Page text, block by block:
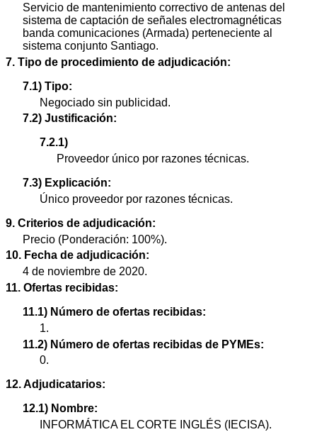
Servicio de mantenimiento correctivo de antenas del
sistema de captación de señales electromagnéticas
banda comunicaciones (Armada) perteneciente al
sistema conjunto Santiago.
7. Tipo de procedimiento de adjudicación:
7.1) Tipo:
Negociado sin publicidad.
7.2) Justificación:
7.2.1)
Proveedor único por razones técnicas.
7.3) Explicación:
Único proveedor por razones técnicas.
9. Criterios de adjudicación:
Precio (Ponderación: 100%).
10. Fecha de adjudicación:
4 de noviembre de 2020.
11. Ofertas recibidas:
11.1) Número de ofertas recibidas:
1.
11.2) Número de ofertas recibidas de PYMEs:
0.
12. Adjudicatarios:
12.1) Nombre:
INFORMÁTICA EL CORTE INGLÉS (IECISA).